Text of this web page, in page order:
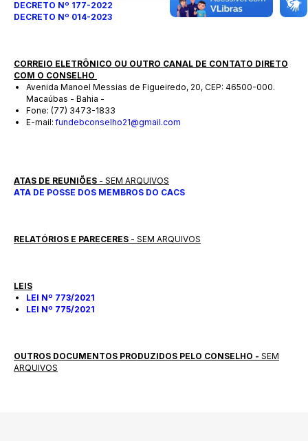
DECRETO Nº 177-2022
DECRETO Nº 014-2023
CORREIO ELETRÔNICO OU OUTRO CANAL DE CONTATO DIRETO
COM O CONSELHO
Avenida Manoel Messias de Figueiredo, 20, CEP: 46500-000.
Macaúbas - Bahia -
Fone: (77) 3473-1833
E-mail:fundebconselho21@gmail.com
ATAS DE REUNIÕES - SEM ARQUIVOS
ATA DE POSSE DOS MEMBROS DO CACS
RELATÓRIOS E PARECERES - SEM ARQUIVOS
LEIS
LEI Nº 773/2021
LEI Nº 775/2021
OUTROS DOCUMENTOS PRODUZIDOS PELO CONSELHO - SEM
ARQUIVOS